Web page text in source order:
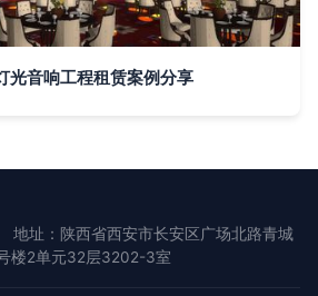
光音响工程租赁案例分享
地址：陕西省西安市长安区广场北路青城
楼2单元32层3202-3室